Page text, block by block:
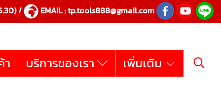
/ EMAIL :tp.tools888@gmail.com
บริการของเรา เพิ่มเติม